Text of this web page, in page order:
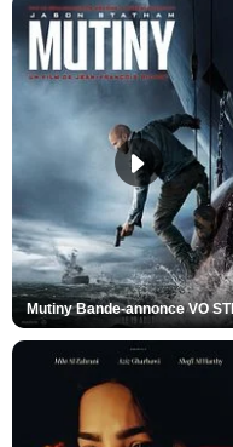
Mutiny Bande-annonce VO